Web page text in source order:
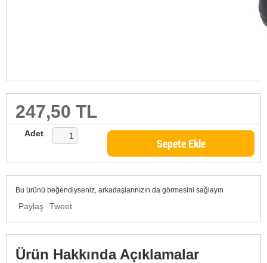
247,50 TL
Adet
Sepete Ekle
Bu ürünü beğendiyseniz, arkadaşlarınızın da görmesini sağlayın
Paylaş Tweet
Ürün Hakkında Açıklamalar